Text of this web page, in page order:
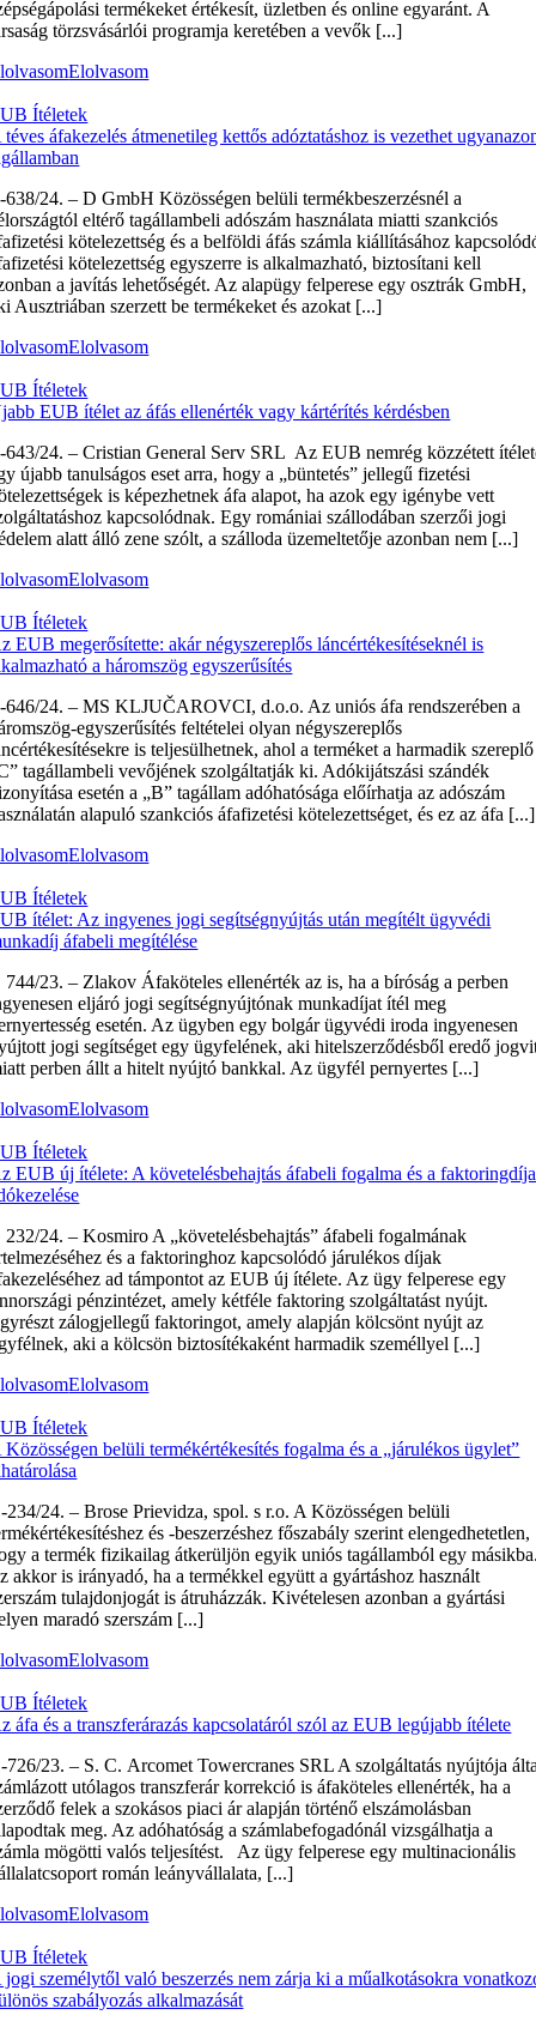
termékeket értékesít, üzletben és online egyaránt. A
törzsvásárlói programja keretében a vevők [...]
Elolvasom
Ítéletek
téves áfakezelés átmenetileg kettős adóztatáshoz is vezethet
24. – D GmbH Közösségen belüli termékbeszerzésnél a
eltérő tagállambeli adószám használata miatti szankciós
kötelezettség és a belföldi áfás számla kiállításához
kötelezettség egyszerre is alkalmazható, biztosítani kell
a javítás lehetőségét. Az alapügy felperese egy osztrák GmbH,
Ausztriában szerzett be termékeket és azokat [...]
Elolvasom
Ítéletek
EUB ítélet az áfás ellenérték vagy kártérítés kérdésben
24. – Cristian General Serv SRL Az EUB nemrég közzétett
újabb tanulságos eset arra, hogy a „büntetés” jellegű fizetési
is képezhetnek áfa alapot, ha azok egy igénybe vett
kapcsolódnak. Egy romániai szállodában szerzői jogi
alatt álló zene szólt, a szálloda üzemeltetője azonban nem [...]
Elolvasom
Ítéletek
EUB megerősítette: akár négyszereplős láncértékesítéseknél is
a háromszög egyszerűsítés
24. – MS KLJUČAROVCI, d.o.o. Az uniós áfa rendszerében a
egyszerűsítés feltételei olyan négyszereplős
is teljesülhetnek, ahol a terméket a harmadik szereplő
tagállambeli vevőjének szolgáltatják ki. Adókijátszási szándék
esetén a „B” tagállam adóhatósága előírhatja az adószám
alapuló szankciós áfafizetési kötelezettséget, és ez az áfa [...]
Elolvasom
Ítéletek
ítélet: Az ingyenes jogi segítségnyújtás után megítélt ügyvédi
áfabeli megítélése
744/23. – Zlakov Áfaköteles ellenérték az is, ha a bíróság a perben
eljáró jogi segítségnyújtónak munkadíjat ítél meg
esetén. Az ügyben egy bolgár ügyvédi iroda ingyenesen
jogi segítséget egy ügyfelének, aki hitelszerződésből eredő
perben állt a hitelt nyújtó bankkal. Az ügyfél pernyertes [...]
Elolvasom
Ítéletek
EUB új ítélete: A követelésbehajtás áfabeli fogalma és a
232/24. – Kosmiro A „követelésbehajtás” áfabeli fogalmának
és a faktoringhoz kapcsolódó járulékos díjak
ad támpontot az EUB új ítélete. Az ügy felperese egy
pénzintézet, amely kétféle faktoring szolgáltatást nyújt.
zálogjellegű faktoringot, amely alapján kölcsönt nyújt az
aki a kölcsön biztosítékaként harmadik személlyel [...]
Elolvasom
Ítéletek
Közösségen belüli termékértékesítés fogalma és a „járulékos ügylet”
24. – Brose Prievidza, spol. s r.o. A Közösségen belüli
és -beszerzéshez főszabály szerint elengedhetetlen,
a termék fizikailag átkerüljön egyik uniós tagállamból egy
akkor is irányadó, ha a termékkel együtt a gyártáshoz használt
tulajdonjogát is átruházzák. Kivételesen azonban a gyártási
maradó szerszám [...]
Elolvasom
Ítéletek
áfa és a transzferárazás kapcsolatáról szól az EUB legújabb ítélete
23. – S. C. Arcomet Towercranes SRL A szolgáltatás nyújtója
utólagos transzferár korrekció is áfaköteles ellenérték, ha a
felek a szokásos piaci ár alapján történő elszámolásban
meg. Az adóhatóság a számlabefogadónál vizsgálhatja a
mögötti valós teljesítést. Az ügy felperese egy multinacionális
román leányvállalata, [...]
Elolvasom
Ítéletek
jogi személytől való beszerzés nem zárja ki a műalkotásokra
szabályozás alkalmazását